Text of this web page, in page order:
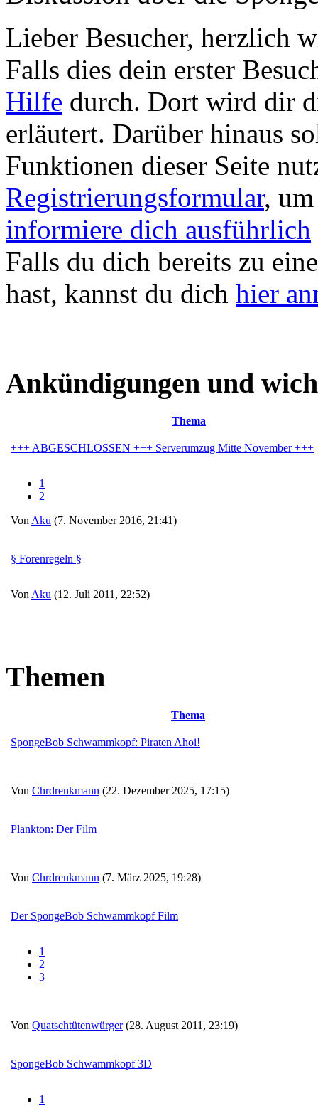
Lieber Besucher, herzlich
Falls dies dein erster
Hilfe durch. Dort wird dir
erläutert. Darüber hinaus
Funktionen dieser Seite
Registrierungsformular,
informiere dich ausführlich
Falls du dich bereits zu
hast, kannst du dich hier
Ankündigungen und
Thema
+++ ABGESCHLOSSEN +++ Serverumzug Mitte November +++
1
2
Von Aku (7. November 2016, 21:41)
§ Forenregeln §
Von Aku (12. Juli 2011, 22:52)
Themen
Thema
SpongeBob Schwammkopf: Piraten Ahoi!
Von Chrdrenkmann (22. Dezember 2025, 17:15)
Plankton: Der Film
Von Chrdrenkmann (7. März 2025, 19:28)
Der SpongeBob Schwammkopf Film
1
2
3
Von Quatschtütenwürger(28. August 2011, 23:19)
SpongeBob Schwammkopf 3D
1